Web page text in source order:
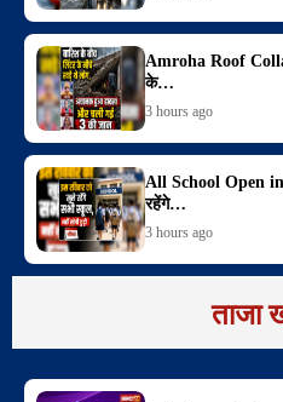
Amroha Roof
के…
3 hours ago
All School Open
रहेंगे…
3 hours ago
ताजा